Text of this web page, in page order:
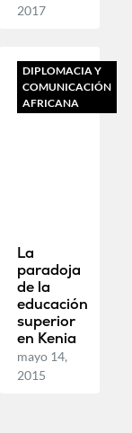
2017
DIPLOMACIA Y
COMUNICACIÓN
AFRICANA
La
paradoja
de la
educación
superior
en Kenia
mayo 14,
2015